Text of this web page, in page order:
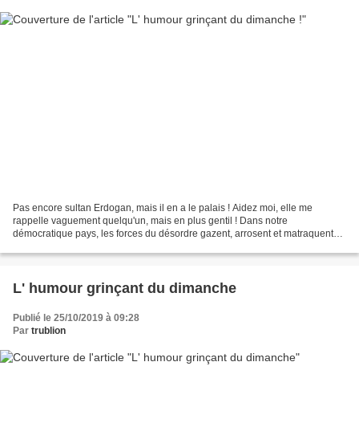
Pas encore sultan Erdogan, mais il en a le palais ! Aidez moi, elle me
rappelle vaguement quelqu'un, mais en plus gentil ! Dans notre
démocratique pays, les forces du désordre gazent, arrosent et matraquent
L' humour grinçant du dimanche
Publié le 25/10/2019 à 09:28
Par trublion